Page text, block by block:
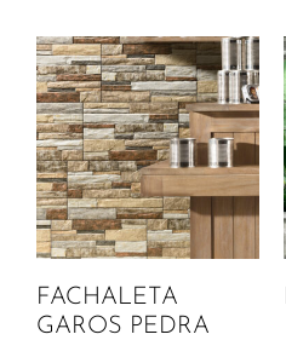
FACHALETA
GAROS PEDRA